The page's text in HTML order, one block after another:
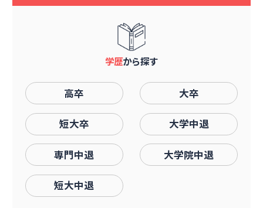
学歴から探す
高卒 大卒
短大卒 大学中退
専門中退 大学院中退
短大中退